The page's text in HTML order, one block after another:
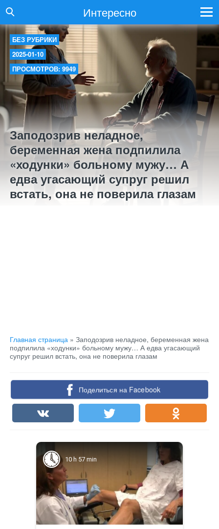
Интересно
БЕЗ РУБРИКИ
2025-01-10
ПРОСМОТРОВ: 9949
Заподозрив неладное,
беременная жена подпилила
«ходунки» больному мужу… А
едва угасающий супруг решил
встать, она не поверила глазам
Главная страница » Заподозрив неладное, беременная жена
подпилила «ходунки» больному мужу… А едва угасающий
супруг решил встать, она не поверила глазам
Поделиться на Facebook
10 h 57 min